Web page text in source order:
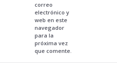
correo
electrónico y
web en este
navegador
para la
próxima vez
que comente.